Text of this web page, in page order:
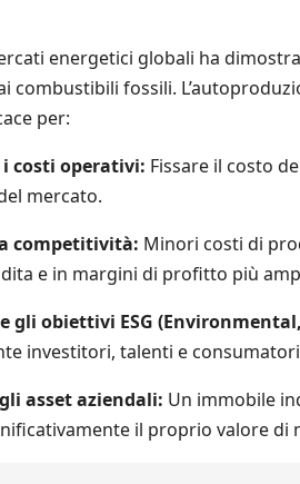
energetici globali ha
combustibili fossili.
per:
costi operativi: Fissare il costo
mercato.
competitività: Minori costi di
e in margini di profitto più
gli obiettivi ESG
investitori, talenti e
asset aziendali: Un immobile
il proprio valore di